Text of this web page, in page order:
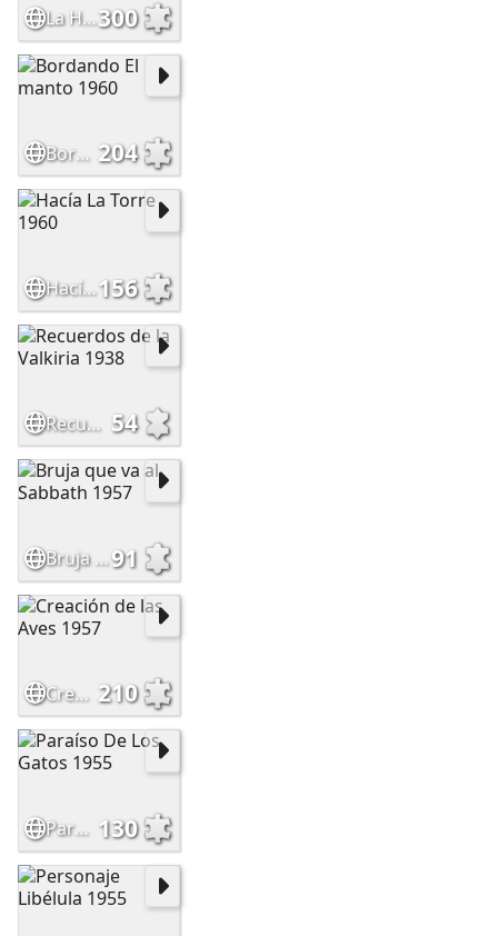
La Huída 1960300
Bordando El manto 1960 204
Hacía La Torre 1960156
Recuerdos de la Valkiria 1938 54
Bruja que va al Sabbath 195791
Creación de las Aves 1957 210
Paraíso De Los Gatos 1955 130